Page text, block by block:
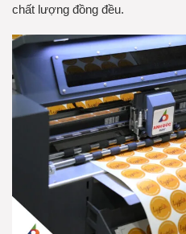
chất lượng đồng đều.